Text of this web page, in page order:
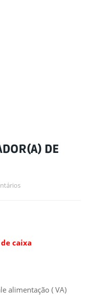
DE
caixa
alimentação ( VA)